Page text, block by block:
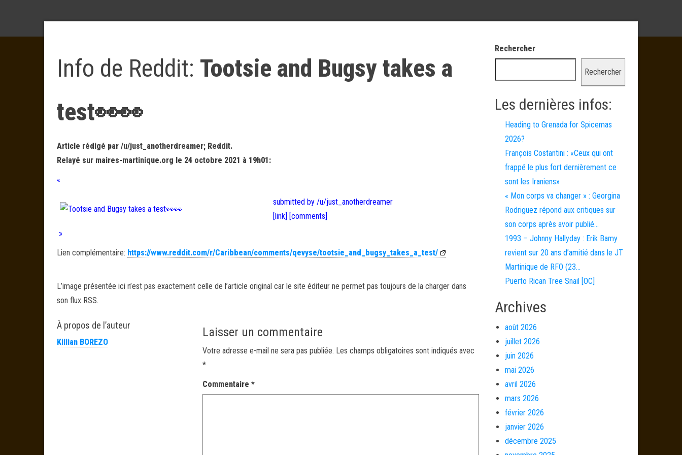
Info de Reddit: Tootsie and Bugsy takes a
test👀👀
Article rédigé par /u/just_anotherdreamer; Reddit.
Relayé sur maires-martinique.org le 24 octobre 2021 à 19h01:
«
submitted by /u/just_anotherdreamer
[link] [comments]
»
Lien complémentaire: https://www.reddit.com/r/Caribbean/comments/qevyse/tootsie_and_bugsy_takes_a_test/
L’image présentée ici n’est pas exactement celle de l’article original car le site éditeur ne permet pas toujours de la charger dans
son flux RSS.
À propos de l’auteur
Killian BOREZO
Laisser un commentaire
Votre adresse e-mail ne sera pas publiée. Les champs obligatoires sont indiqués avec
*
Commentaire*
Rechercher
Rechercher
Les dernières infos:
Heading to Grenada for Spicemas
2026?
François Costantini : «Ceux qui ont
frappé le plus fort dernièrement ce
sont les Iraniens»
« Mon corps va changer » : Georgina
Rodriguez répond aux critiques sur
son corps après avoir publié…
1993 – Johnny Hallyday : Erik Bamy
revient sur 20 ans d’amitié dans le JT
Martinique de RFO (23…
Puerto Rican Tree Snail [OC]
Archives
août 2026
juillet 2026
juin 2026
mai 2026
avril 2026
mars 2026
février 2026
janvier 2026
décembre 2025